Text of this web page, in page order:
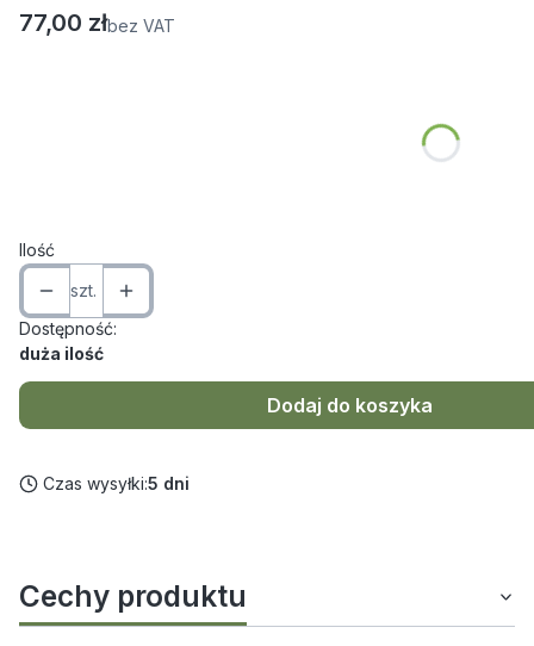
Cena
77,00 złbez VAT
Ilość
szt.
Dostępność:
duża ilość
Dodaj do koszyka
Czas wysyłki:5 dni
Cechy produktu